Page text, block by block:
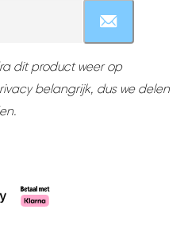
dit product weer op
belangrijk, dus we delen